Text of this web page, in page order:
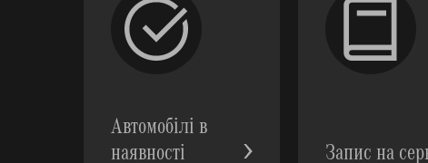
Автомобілі в
наявності
Запис на